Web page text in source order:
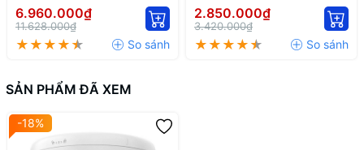
Hikvision IDS-7216HQHI-
M1/FA
6.960.000₫
11.628.000₫
Hikvision IDS-7208HQHI-
M1/FA
2.850.000₫
3.420.000₫
SẢN PHẨM ĐÃ XEM
-18%